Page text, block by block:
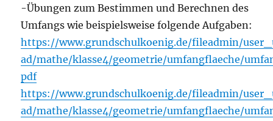
-Übungen zum Bestimmen und Berechnen des
Umfangs wie beispielsweise folgende Aufgaben:
https://www.grundschulkoenig.de/fileadmin/
ad/mathe/klasse4/geometrie/umfangflaeche/
pdf
https://www.grundschulkoenig.de/fileadmin/
ad/mathe/klasse4/geometrie/umfangflaeche/